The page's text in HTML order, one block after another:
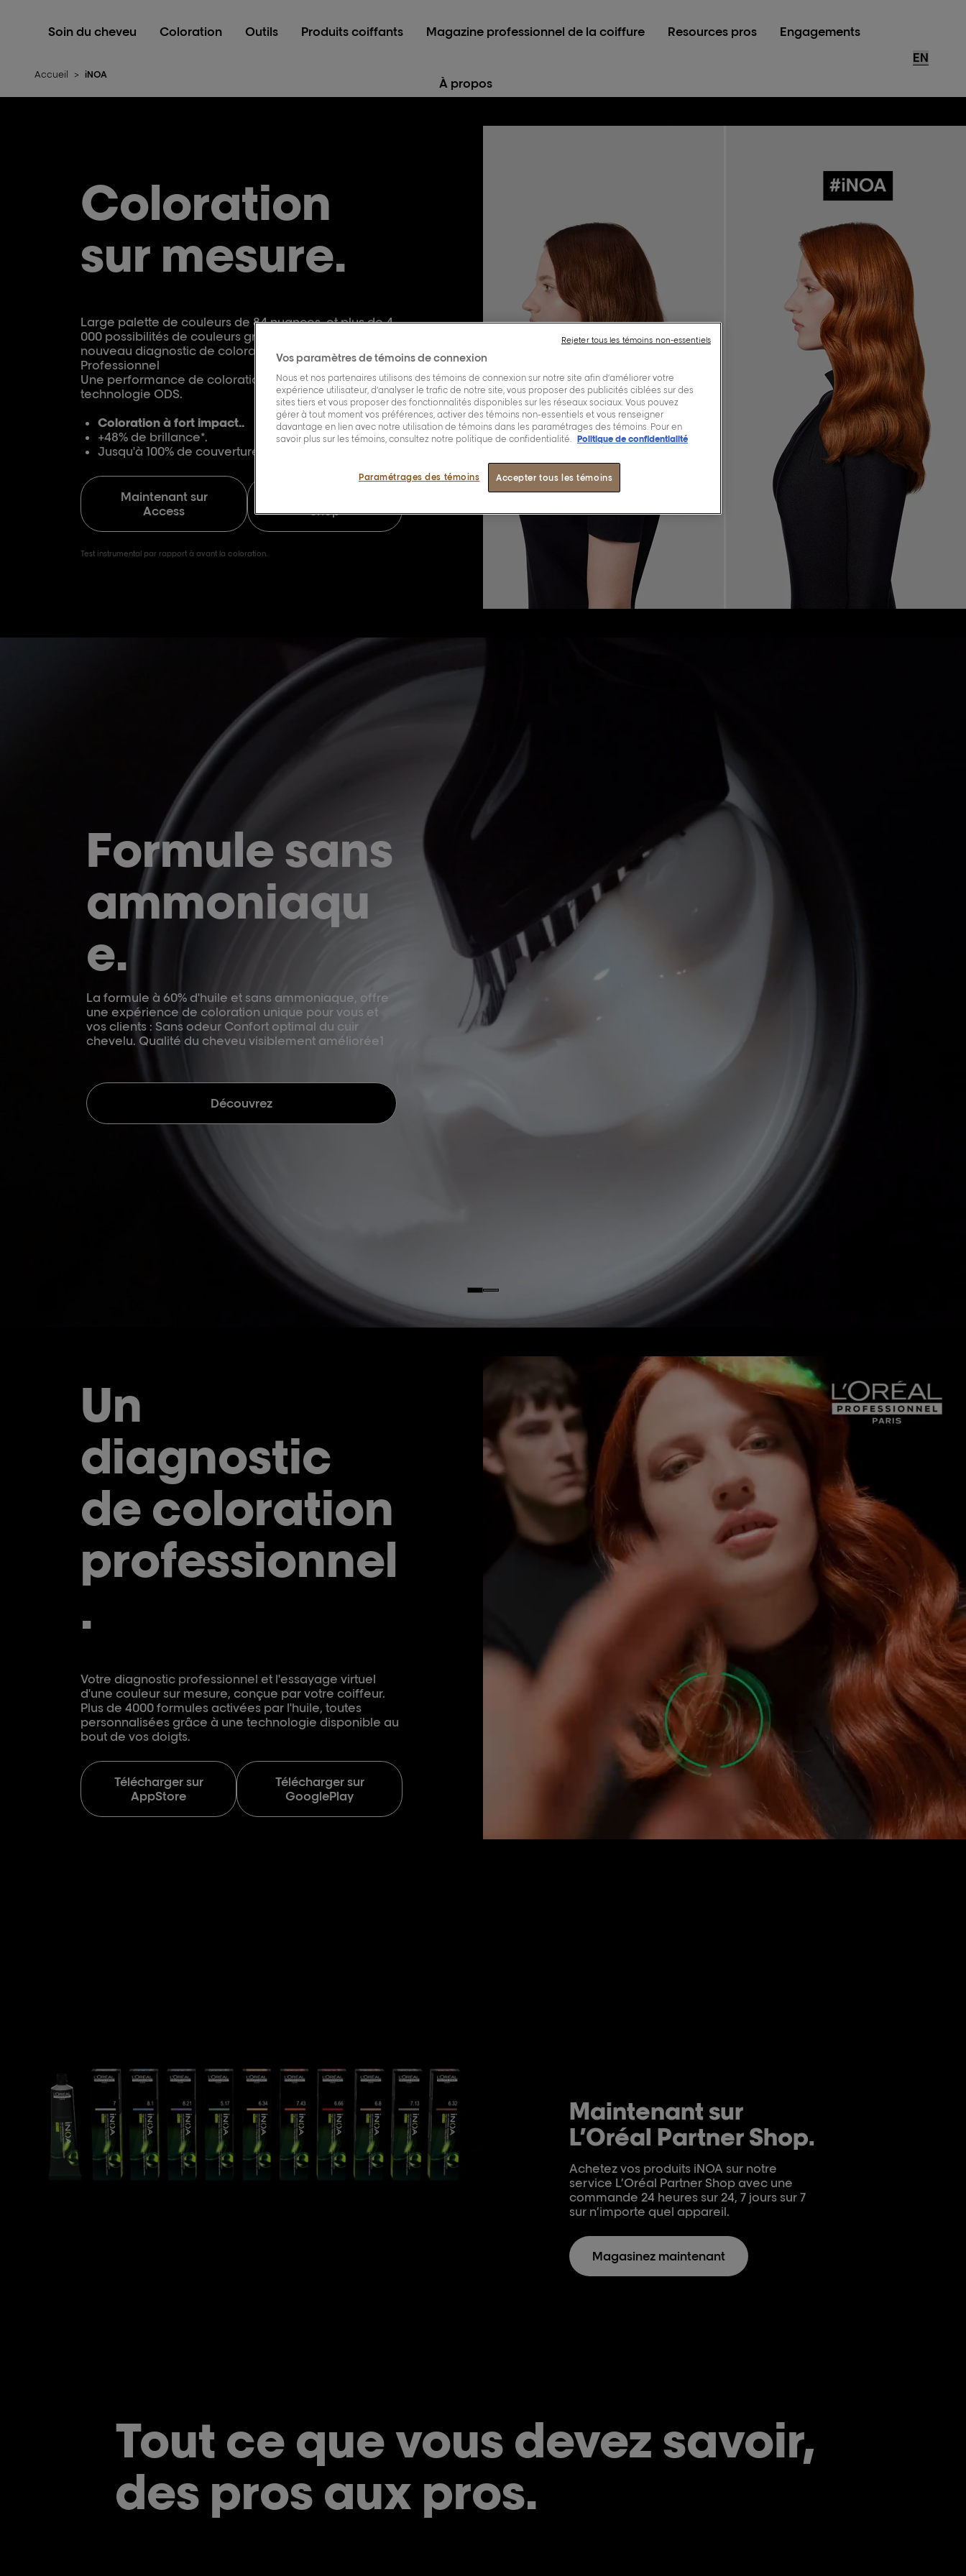
Soin du cheveu
Coloration Outils Produits coiffants Magazine professionnel de la coiffure Resources pros Engagements
À propos
Store
Accueil > iNOA
Coloration
sur mesure.
Large palette de couleurs de 84 nuances, et plus de 4
000 possibilités de couleurs grâce à iNOA [iD], le
nouveau diagnostic de coloration capillaire de L'Oréal
Professionnel
Une performance de coloration indéniable, grâce à sa
technologie ODS.
Coloration à fort impact..
+48% de brillance*.
Jusqu'à 100% de couverture de cheveux blancs.
Maintenant sur
Access
Shop
Test instrumental par rapport à avant la coloration.
Formule sans
ammoniaqu
e.
La formule à 60% d'huile et sans ammoniaque, offre
une expérience de coloration unique pour vous et
vos clients : Sans odeur Confort optimal du cuir
chevelu. Qualité du cheveu visiblement améliorée1
Découvrez
Un
diagnostic
de coloration
professionnel
.
Votre diagnostic professionnel et l'essayage virtuel
d'une couleur sur mesure, conçue par votre coiffeur.
Plus de 4000 formules activées par l'huile, toutes
personnalisées grâce à une technologie disponible au
bout de vos doigts.
Télécharger sur
AppStore
Télécharger sur
GooglePlay
Maintenant sur
L’Oréal Partner Shop.
Achetez vos produits iNOA sur notre
service L’Oréal Partner Shop avec une
commande 24 heures sur 24, 7 jours sur 7
sur n’importe quel appareil.
Magasinez maintenant
Tout ce que vous devez savoir,
des pros aux pros.
Vos paramètres de témoins de connexion
Nous et nos partenaires utilisons des témoins de connexion sur notre site afin d’améliorer votre
expérience utilisateur, d’analyser le trafic de notre site, vous proposer des publicités ciblées sur des
sites tiers et vous proposer des fonctionnalités disponibles sur les réseaux sociaux. Vous pouvez
gérer à tout moment vos préférences, activer des témoins non-essentiels et vous renseigner
davantage en lien avec notre utilisation de témoins dans les paramétrages des témoins. Pour en
savoir plus sur les témoins, consultez notre politique de confidentialité. Politique de confidentialité
Accepter tous les témoins
Paramétrages des témoins
Rejeter tous les témoins non-essentiels